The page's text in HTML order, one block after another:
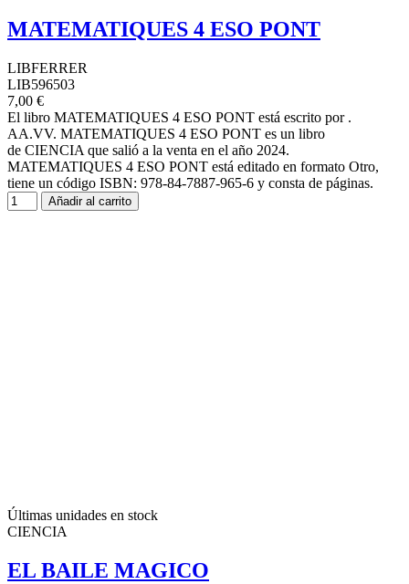
MATEMATIQUES 4 ESO PONT
LIBFERRER
LIB596503
7,00 €
El libro MATEMATIQUES 4 ESO PONT está escrito por .
AA.VV. MATEMATIQUES 4 ESO PONT es un libro
de CIENCIA que salió a la venta en el año 2024.
MATEMATIQUES 4 ESO PONT está editado en formato Otro,
tiene un código ISBN: 978-84-7887-965-6 y consta de páginas.
Añadir al carrito
Últimas unidades en stock
CIENCIA
EL BAILE MAGICO